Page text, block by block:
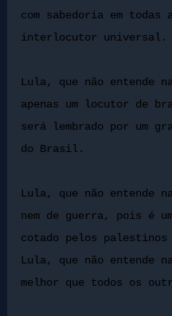
com sabedoria em
interlocutor universal.
Lula, que não entende
apenas um locutor de
será lembrado por um
do Brasil.
Lula, que não entende
nem de guerra, pois é
cotado pelos
Lula, que não entende
melhor que todos os